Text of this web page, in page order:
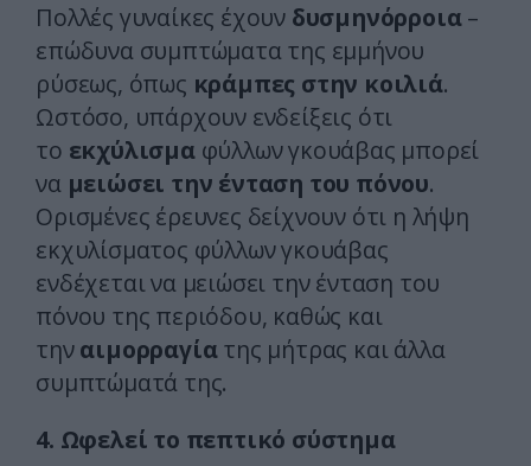
Πολλές γυναίκες έχουν δυσμηνόρροια–
επώδυνα συμπτώματα της εμμήνου
ρύσεως, όπως κράμπες στην κοιλιά.
Ωστόσο, υπάρχουν ενδείξεις ότι
το εκχύλισμαφύλλων γκουάβας μπορεί
να μειώσει την ένταση του πόνου.
Ορισμένες έρευνες δείχνουν ότι η λήψη
εκχυλίσματος φύλλων γκουάβας
ενδέχεται να μειώσει την ένταση του
πόνου της περιόδου, καθώς και
τηναιμορραγίατης μήτρας και άλλα
συμπτώματά της.
4. Ωφελεί το πεπτικό σύστημα